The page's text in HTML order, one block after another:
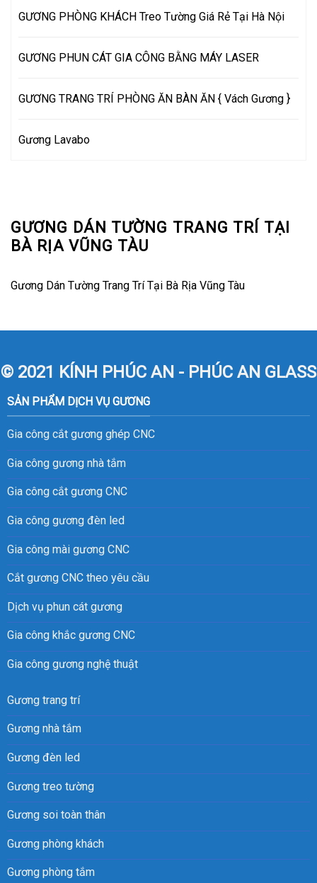
GƯƠNG DÁN TƯỜNG TRANG TRÍ TẠI
BÀ RỊA VŨNG TÀU
Gương Dán Tường Trang Trí Tại Bà Rịa Vũng Tàu
GƯƠNG PHÒNG KHÁCH Treo Tường Giá Rẻ Tại Hà Nội
GƯƠNG PHUN CÁT GIA CÔNG BẰNG MÁY LASER
GƯƠNG TRANG TRÍ PHÒNG ĂN BÀN ĂN { Vách Gương }
Gương Lavabo
© 2021 KÍNH PHÚC AN - PHÚC AN GLASS
SẢN PHẨM DỊCH VỤ GƯƠNG
Gia công cắt gương ghép CNC
Gia công gương nhà tắm
Gia công cắt gương CNC
Gia công gương đèn led
Gia công mài gương CNC
Cắt gương CNC theo yêu cầu
Dịch vụ phun cát gương
Gia công khắc gương CNC
Gia công gương nghệ thuật
Gương trang trí
Gương nhà tắm
Gương đèn led
Gương treo tường
Gương soi toàn thân
Gương phòng khách
Gương phòng tắm